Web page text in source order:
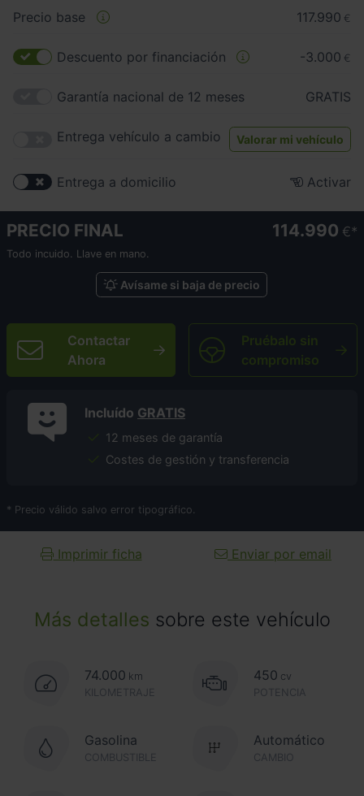
Más detalles sobre este vehículo
74.000 km
KILOMETRAJE
450 cv
POTENCIA
Gasolina
COMBUSTIBLE CAMBIO
Automático
Precio base 117.990 €
Descuento por financiación -3.000 €
Garantía nacional de 12 meses GRATIS
Entrega vehículo a cambio Valorar mi vehículo
Entrega a domicilio Activar
PRECIO FINAL 114.990 €
Todo incuido. Llave en mano.
Avísame si baja de precio
Contactar
Ahora
Pruébalo sin
compromiso
Incluído GRATIS
12 meses de garantía
Costes de gestión y transferencia
* Precio válido salvo error tipográfico.
Imprimir ficha Enviar por email